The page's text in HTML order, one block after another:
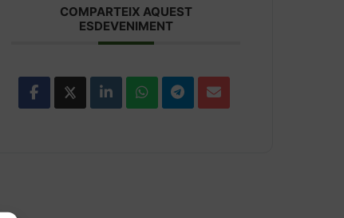
COMPARTEIX AQUEST
ESDEVENIMENT